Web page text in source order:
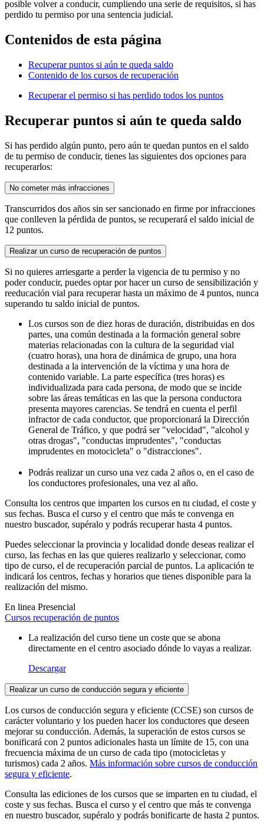
posible volver a conducir, cumpliendo una serie de requisitos, si has
perdido tu permiso por una sentencia judicial.
Contenidos de esta página
Recuperar puntos si aún te queda saldo
Contenido de los cursos de recuperación
Recuperar el permiso si has perdido todos los puntos
Recuperar puntos si aún te queda saldo
Si has perdido algún punto, pero aún te quedan puntos en el saldo
de tu permiso de conducir, tienes las siguientes dos opciones para
recuperarlos:
No cometer más infracciones
Transcurridos dos años sin ser sancionado en firme por infracciones
que conlleven la pérdida de puntos, se recuperará el saldo inicial de
12 puntos.
Realizar un curso de recuperación de puntos
Si no quieres arriesgarte a perder la vigencia de tu permiso y no
poder conducir, puedes optar por hacer un curso de sensibilización y
reeducación vial para recuperar hasta un máximo de 4 puntos, nunca
superando tu saldo inicial de puntos.
Los cursos son de diez horas de duración, distribuidas en dos
partes, una común destinada a la formación general sobre
materias relacionadas con la cultura de la seguridad vial
(cuatro horas), una hora de dinámica de grupo, una hora
destinada a la intervención de la víctima y una hora de
contenido variable. La parte específica (tres horas) es
individualizada para cada persona, de modo que se incide
sobre las áreas temáticas en las que la persona conductora
presenta mayores carencias. Se tendrá en cuenta el perfil
infractor de cada conductor, que proporcionará la Dirección
General de Tráfico, y que podrá ser "velocidad", "alcohol y
otras drogas", "conductas imprudentes", "conductas
imprudentes en motocicleta" o "distracciones".
Podrás realizar un curso una vez cada 2 años o, en el caso de
los conductores profesionales, una vez al año.
Consulta los centros que imparten los cursos en tu ciudad, el coste y
sus fechas. Busca el curso y el centro que más te convenga en
nuestro buscador, supéralo y podrás recuperar hasta 4 puntos.
Puedes seleccionar la provincia y localidad donde deseas realizar el
curso, las fechas en las que quieres realizarlo y seleccionar, como
tipo de curso, el de recuperación parcial de puntos. La aplicación te
indicará los centros, fechas y horarios que tienes disponible para la
realización del mismo.
En linea Presencial
Cursos recuperación de puntos
La realización del curso tiene un coste que se abona
directamente en el centro asociado dónde lo vayas a realizar.
Descargar
Realizar un curso de conducción segura y eficiente
Los cursos de conducción segura y eficiente (CCSE) son cursos de
carácter voluntario y los pueden hacer los conductores que deseen
mejorar su conducción. Además, la superación de estos cursos se
bonificará con 2 puntos adicionales hasta un límite de 15, con una
frecuencia máxima de un curso de cada tipo (motocicletas y
turismos) cada 2 años. Más información sobre cursos de conducción
segura y eficiente.
Consulta las ediciones de los cursos que se imparten en tu ciudad, el
coste y sus fechas. Busca el curso y el centro que más te convenga
en nuestro buscador, supéralo y podrás bonificarte de hasta 2 puntos.